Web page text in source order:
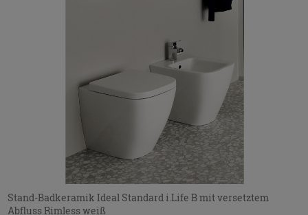
Stand-Badkeramik Ideal Standard i.Life B mit versetztem
Abfluss Rimless weiß